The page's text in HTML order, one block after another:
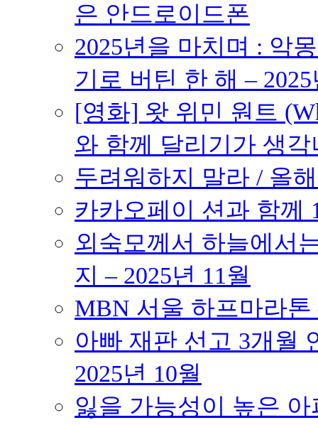
은 안드로이드폰
2025년을 마치며 : 악
기로 버틴 한 해 –
[영화] 왓 위민 원트
와 함께 달리기가 생각
두려워하지 말라 / 올
카카오페이 션과 함께
외숙모께서 하늘에서
지 – 2025년 11월
MBN 서울 하프마라톤
아빠 재판 선고 3개월
2025년 10월
잃을 가능성이 높은